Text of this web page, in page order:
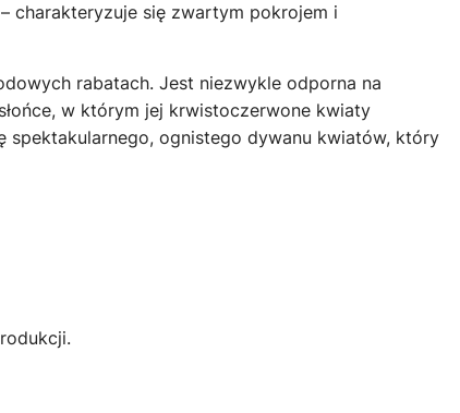
charakteryzuje się zwartym pokrojem i
rabatach. Jest niezwykle odporna na
w którym jej krwistoczerwone kwiaty
spektakularnego, ognistego dywanu kwiatów, który